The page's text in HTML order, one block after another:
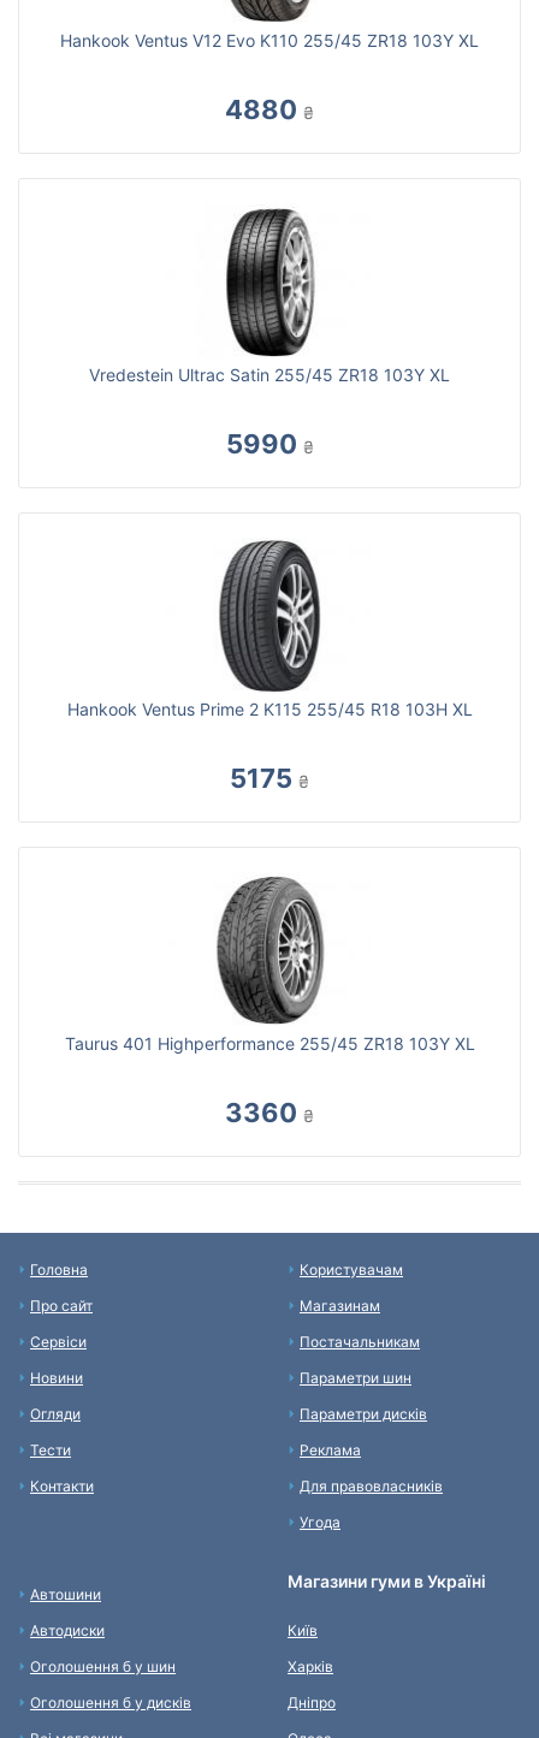
Hankook Ventus V12 Evo K110 255/45 ZR18 103Y XL
4880 ₴
Vredestein Ultrac Satin 255/45 ZR18 103Y XL
5990 ₴
Hankook Ventus Prime 2 K115 255/45 R18 103H XL
5175 ₴
Taurus 401 Highperformance 255/45 ZR18 103Y XL
3360 ₴
Головна
Про сайт
Сервіси
Новини
Огляди
Тести
Контакти
Користувачам
Магазинам
Постачальникам
Параметри шин
Параметри дисків
Реклама
Для правовласників
Угода
Автошини
Автодиски
Оголошення б у шин
Оголошення б у дисків
Магазини гуми в Україні
Київ
Харків
Дніпро